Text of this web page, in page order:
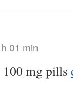
01 min
mg pills